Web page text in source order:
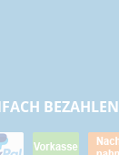
BEZAHLEN